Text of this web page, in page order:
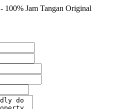
- 100% Jam Tangan Original